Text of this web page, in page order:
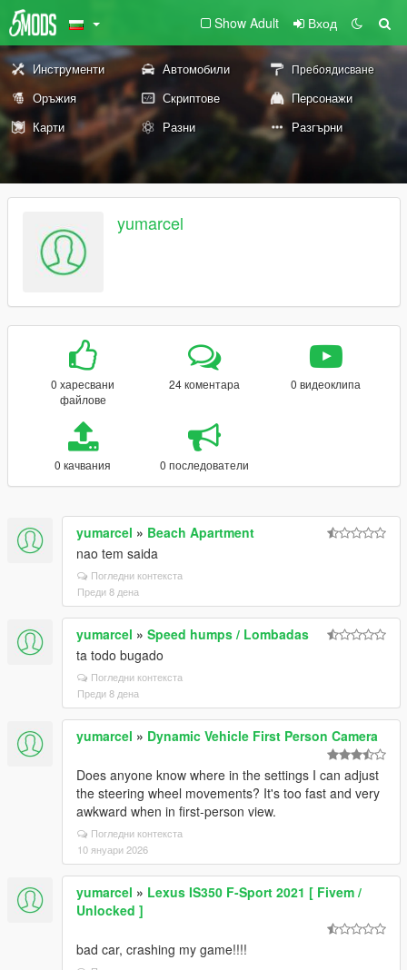
Show Adult Вход
Инструменти Автомобили Пребоядисване
Оръжия Скриптове
Персонажи
Карти
Разни Разгърни
yumarcel
0 харесвани
файлове
24 коментара 0 видеоклипа
0 качвания 0 последователи
yumarcel » Beach Apartment
nao tem saida
Погледни контекста
Преди 8 дена
yumarcel » Speed humps / Lombadas
ta todo bugado
Погледни контекста
Преди 8 дена
yumarcel » Dynamic Vehicle First Person Camera
Does anyone know where in the settings I can adjust
the steering wheel movements? It's too fast and very
awkward when in first-person view.
Погледни контекста
10 януари 2026
yumarcel » Lexus IS350 F-Sport 2021 [ Fivem /
Unlocked ]
bad car, crashing my game!!!!